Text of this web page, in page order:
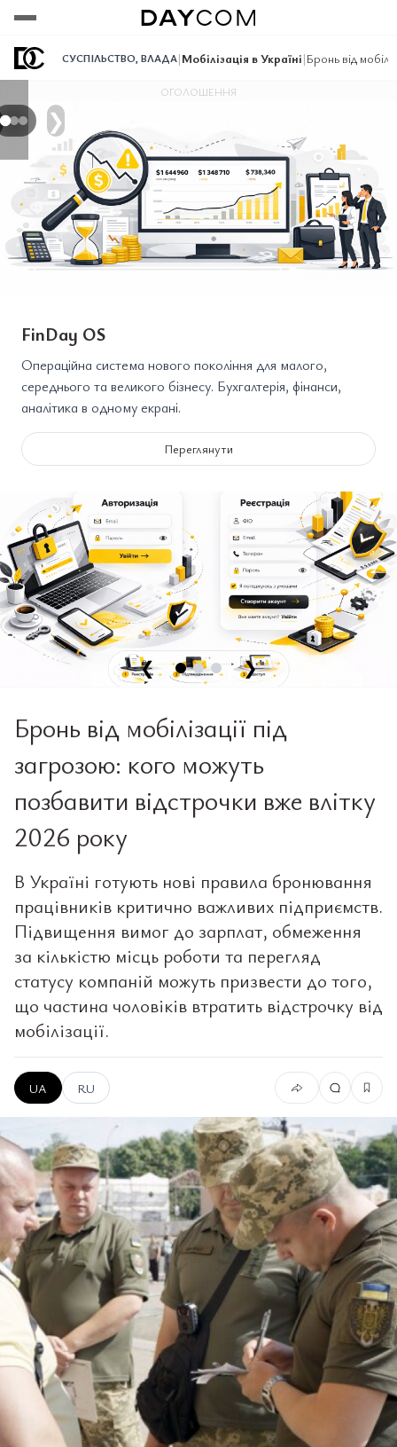
СУСПІЛЬСТВО, ВЛАДА|Мобілізація в Україні|Бронь від
❯
ОГОЛОШЕННЯ
FinDay OS
Операційна система нового покоління для малого,
середнього та великого бізнесу. Бухгалтерія, фінанси,
аналітика в одному екрані.
Переглянути
❮ ❯
Бронь від мобілізації під
загрозою: кого можуть
позбавити відстрочки вже влітку
2026 року
В Україні готують нові правила бронювання
працівників критично важливих підприємств.
Підвищення вимог до зарплат, обмеження
за кількістю місць роботи та перегляд
статусу компаній можуть призвести до того,
що частина чоловіків втратить відстрочку від
мобілізації.
UA RU